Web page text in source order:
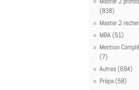
(838)
Master 2
MBA (51)
Mention
(7)
Autres (694)
Prépa (58)